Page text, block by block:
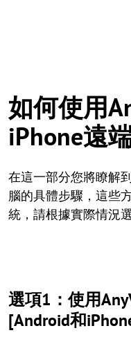
如何使用
iPhone遠
在這一部分您將瞭解
腦的具體步驟，這些
統，請根據實際情況
選項1：使用
[Android和